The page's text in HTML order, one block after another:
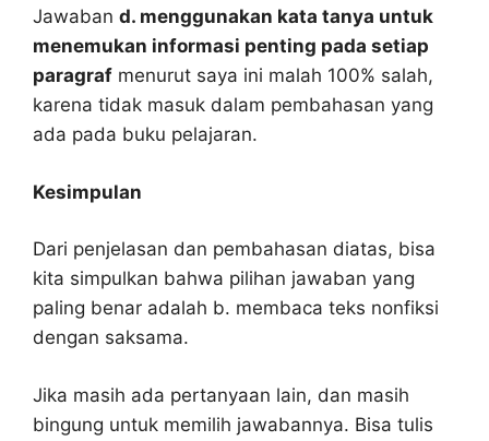
Jawaban d. menggunakan kata tanya untuk
menemukan informasi penting pada setiap
paragraf menurut saya ini malah 100% salah,
karena tidak masuk dalam pembahasan yang
ada pada buku pelajaran.
Kesimpulan
Dari penjelasan dan pembahasan diatas, bisa
kita simpulkan bahwa pilihan jawaban yang
paling benar adalah b. membaca teks nonfiksi
dengan saksama.
Jika masih ada pertanyaan lain, dan masih
bingung untuk memilih jawabannya. Bisa tulis